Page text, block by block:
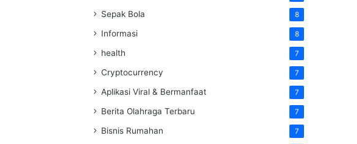
Sepak Bola 8
Informasi 8
health 7
Cryptocurrency 7
Aplikasi Viral & Bermanfaat 7
Berita Olahraga Terbaru 7
Bisnis Rumahan 7